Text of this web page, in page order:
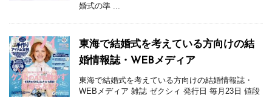
婚式の準 ...
東海で結婚式を考えている方向けの結
婚情報誌・WEBメディア
東海で結婚式を考えている方向けの結婚情報誌・
WEBメディア 雑誌 ゼクシィ 発行日 毎月23日 値段